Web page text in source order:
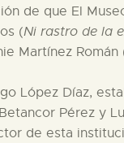
de que El
(Ni rastro de la
Martínez Román
López Díaz,
Pérez y
de esta